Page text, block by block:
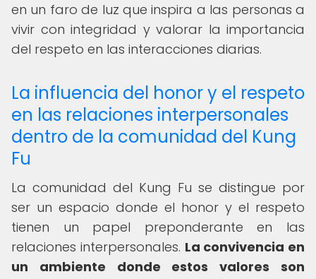
en un faro de luz que inspira a las personas a
vivir con integridad y valorar la importancia
del respeto en las interacciones diarias.
La influencia del honor y el respeto
en las relaciones interpersonales
dentro de la comunidad del Kung
Fu
La comunidad del Kung Fu se distingue por
ser un espacio donde el honor y el respeto
tienen un papel preponderante en las
relaciones interpersonales. La convivencia en
un ambiente donde estos valores son